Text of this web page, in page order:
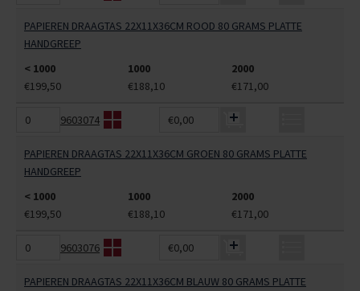
PAPIEREN DRAAGTAS 22X11X36CM ROOD 80 GRAMS PLATTE
HANDGREEP
< 1000
1000
2000
€199,50
€188,10 €171,00
9603074 €0,00
PAPIEREN DRAAGTAS 22X11X36CM GROEN 80 GRAMS PLATTE
HANDGREEP
< 1000
1000
2000
€199,50
€188,10 €171,00
9603076 €0,00
PAPIEREN DRAAGTAS 22X11X36CM BLAUW 80 GRAMS PLATTE